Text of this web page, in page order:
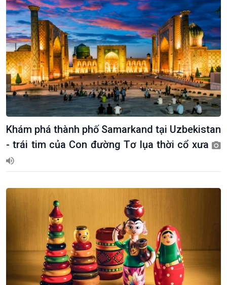
Khám phá thành phố Samarkand tại Uzbekistan
- trái tim của Con đường Tơ lụa thời cổ xưa